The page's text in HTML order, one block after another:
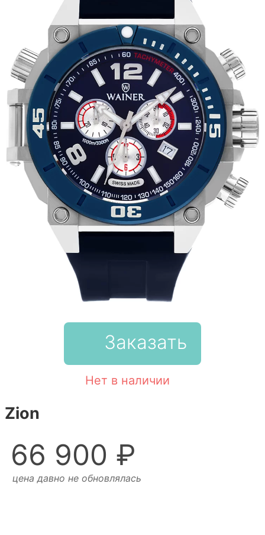
Заказать
Нет в наличии
Zion
66 900 ₽
цена давно не обновлялась